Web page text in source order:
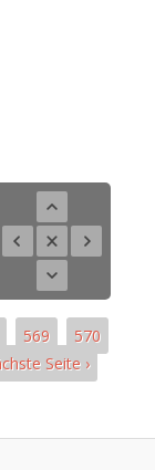
569
570
Seite ›